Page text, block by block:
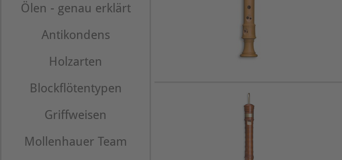
Ölen - genau erklärt
Antikondens
Holzarten
Blockflötentypen
Griffweisen
Mollenhauer Team